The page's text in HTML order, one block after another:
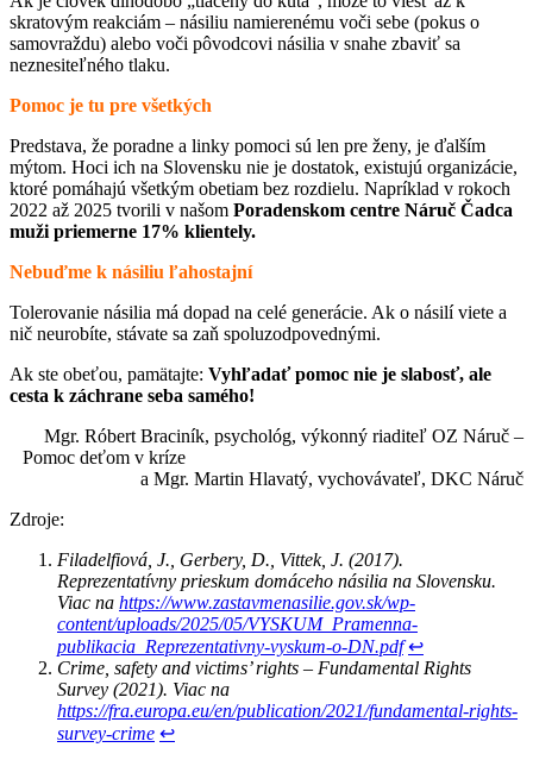
skratovým reakciám – násiliu namierenému voči sebe (pokus o
samovraždu) alebo voči pôvodcovi násilia v snahe zbaviť sa
neznesiteľného tlaku.
Pomoc je tu pre všetkých
Predstava, že poradne a linky pomoci sú len pre ženy, je ďalším
mýtom. Hoci ich na Slovensku nie je dostatok, existujú organizácie,
ktoré pomáhajú všetkým obetiam bez rozdielu. Napríklad v rokoch
2022 až 2025 tvorili v našom Poradenskom centre Náruč Čadca
muži priemerne 17% klientely.
Nebuďme k násiliu ľahostajní
Tolerovanie násilia má dopad na celé generácie. Ak o násilí viete a
nič neurobíte, stávate sa zaň spoluzodpovednými.
Ak ste obeťou, pamätajte: Vyhľadať pomoc nie je slabosť, ale
cesta k záchrane seba samého!
Mgr. Róbert Braciník, psychológ, výkonný riaditeľ OZ Náruč –
Pomoc deťom v kríze
a Mgr. Martin Hlavatý, vychovávateľ, DKC Náruč
Zdroje:
Filadelfiová, J., Gerbery, D., Vittek, J. (2017).
Reprezentatívny prieskum domáceho násilia na Slovensku.
Viac na https://www.zastavmenasilie.gov.sk/wp-
content/uploads/2025/05/VYSKUM_Pramenna-
publikacia_Reprezentativny-vyskum-o-DN.pdf ↩︎
Crime, safety and victims’ rights – Fundamental Rights
Survey (2021). Viac na
https://fra.europa.eu/en/publication/2021/fundamental-rights-
survey-crime ↩︎